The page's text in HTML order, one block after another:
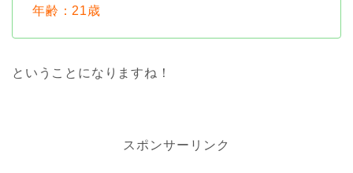
年齢： 21歳
ということになりますね！
スポンサーリンク